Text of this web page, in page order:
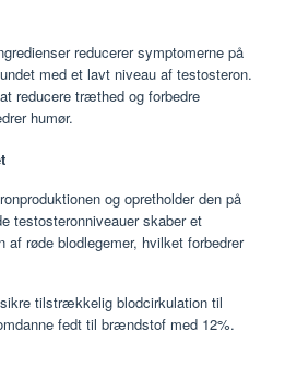
reducerer symptomerne på
med et lavt niveau af testosteron.
reducere træthed og forbedre
humør.
og opretholder den på
testosteronniveauer skaber et
af røde blodlegemer, hvilket forbedrer
tilstrækkelig blodcirkulation til
fedt til brændstof med 12%.